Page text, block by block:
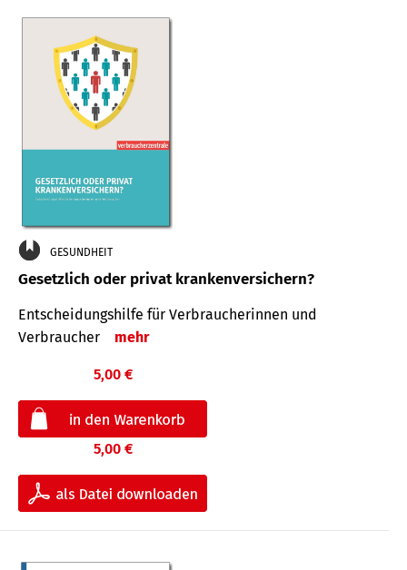
GESUNDHEIT
Gesetzlich oder privat krankenversichern?
Entscheidungshilfe für Verbraucherinnen und
Verbraucher
mehr
5,00 €
5,00 €